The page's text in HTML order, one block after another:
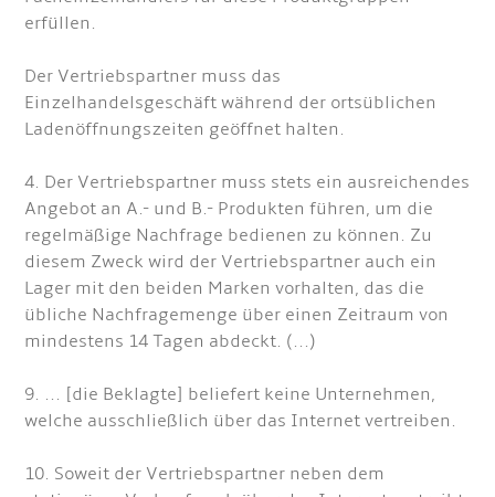
erfüllen.
Der Vertriebspartner muss das
Einzelhandelsgeschäft während der ortsüblichen
Ladenöffnungszeiten geöffnet halten.
4. Der Vertriebspartner muss stets ein ausreichendes
Angebot an A.- und B.- Produkten führen, um die
regelmäßige Nachfrage bedienen zu können. Zu
diesem Zweck wird der Vertriebspartner auch ein
Lager mit den beiden Marken vorhalten, das die
übliche Nachfragemenge über einen Zeitraum von
mindestens 14 Tagen abdeckt. (...)
9. ... [die Beklagte] beliefert keine Unternehmen,
welche ausschließlich über das Internet vertreiben.
10. Soweit der Vertriebspartner neben dem